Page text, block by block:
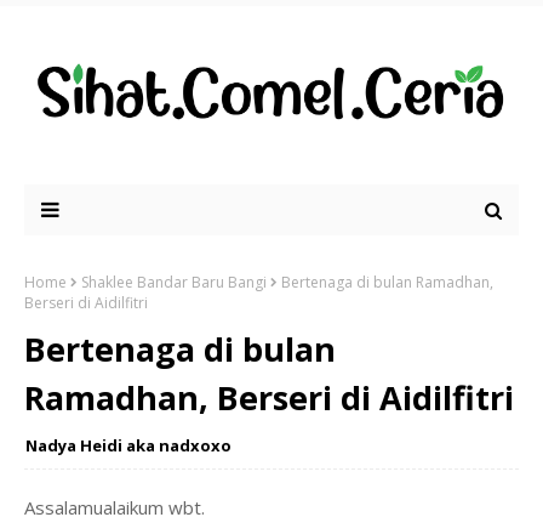
Home Shaklee Bandar Baru Bangi
Bertenaga di bulan Ramadhan,
Berseri di Aidilfitri
Bertenaga di bulan
Ramadhan, Berseri di Aidilfitri
Nadya Heidi aka nadxoxo
Assalamualaikum wbt.